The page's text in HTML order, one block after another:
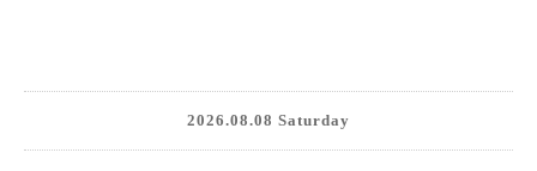
2026.08.08 Saturday